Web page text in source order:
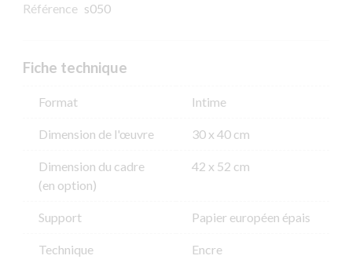
Référence s050
Fiche technique
Format Intime
Dimension de l'​œuvre 30 x 40 cm
Dimension du cadre
(en option)
42 x 52 cm
Support Papier européen épais
Technique Encre